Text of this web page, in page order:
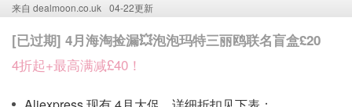
来自 dealmoon.co.uk 04-22更新
[已过期] 4月海淘捡漏💥泡泡玛特三丽鸥联名盲盒£20
4折起+最高满减£40！